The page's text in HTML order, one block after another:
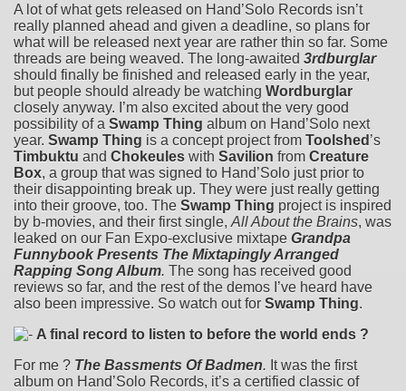
A lot of what gets released on Hand’Solo Records isn’t
really planned ahead and given a deadline, so plans for
what will be released next year are rather thin so far. Some
threads are being weaved. The long-awaited 3rdburglar
should finally be finished and released early in the year,
but people should already be watching Wordburglar
closely anyway. I’m also excited about the very good
possibility of a Swamp Thing album on Hand’Solo next
year. Swamp Thing is a concept project from Toolshed ’s
Timbuktu and Chokeules with Savilion from Creature
Box, a group that was signed to Hand’Solo just prior to
their disappointing break up. They were just really getting
into their groove, too. The Swamp Thing project is inspired
by b-movies, and their first single, All About the Brains, was
leaked on our Fan Expo-exclusive mixtape Grandpa
Funnybook Presents The Mixtapingly Arranged
Rapping Song Album. The song has received good
reviews so far, and the rest of the demos I’ve heard have
also been impressive. So watch out for Swamp Thing.
A final record to listen to before the world ends ?
For me ? The Bassments Of Badmen. It was the first
album on Hand’Solo Records, it’s a certified classic of